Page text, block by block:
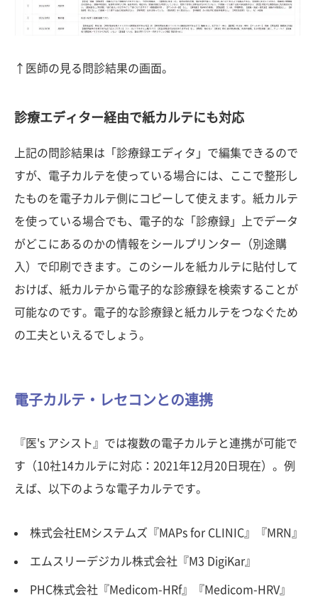
↑医師の見る問診結果の画面。
診療エディター経由で紙カルテにも対応
上記の問診結果は「診療録エディタ」で編集できるので
すが、電子カルテを使っている場合には、ここで整形し
たものを電子カルテ側にコピーして使えます。紙カルテ
を使っている場合でも、電子的な「診療録」上でデータ
がどこにあるのかの情報をシールプリンター（別途購
入）で印刷できます。このシールを紙カルテに貼付して
おけば、紙カルテから電子的な診療録を検索することが
可能なのです。電子的な診療録と紙カルテをつなぐため
の工夫といえるでしょう。
電子カルテ・レセコンとの連携
『医's アシスト』では複数の電子カルテと連携が可能で
す（10社14カルテに対応：2021年12月20日現在）。例
えば、以下のような電子カルテです。
株式会社EMシステムズ『MAPs for CLINIC』『MRN』
エムスリーデジカル株式会社『M3 DigiKar』
PHC株式会社『Medicom-HRf』『Medicom-HRV』